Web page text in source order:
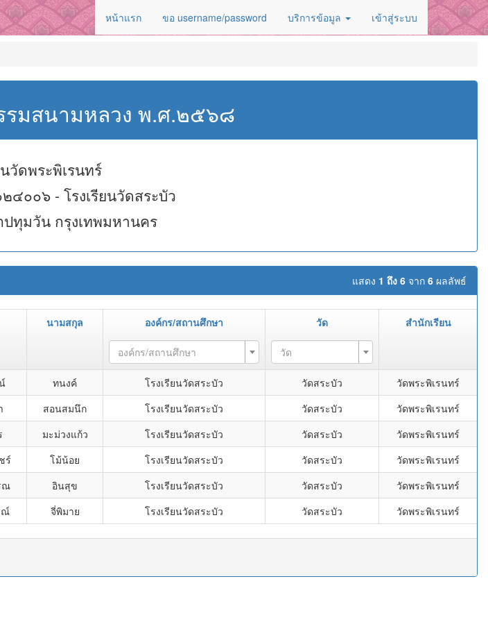
หน้าแรก ขอ username/password บริการข้อมูล เข้าสู่ระบบ
รมสนามหลวง พ.ศ.๒๕๖๘
วัดพระพิเรนทร์
๔๐๐๖ - โรงเรียนวัดสระบัว
ปทุมวัน กรุงเทพมหานคร
แสดง 1 ถึง 6 จาก 6 ผลลัพธ์
นามสกุล องค์กร/สถานศึกษา วัด สำนักเรียน
องค์กร/สถานศึกษา วัด
ทนงค์ โรงเรียนวัดสระบัว วัดสระบัว
วัดพระพิเรนทร์
สอนสมนึก โรงเรียนวัดสระบัว วัดสระบัว
วัดพระพิเรนทร์
มะม่วงแก้ว โรงเรียนวัดสระบัว วัดสระบัว
วัดพระพิเรนทร์
ร์ โม้น้อย โรงเรียนวัดสระบัว วัดสระบัว
วัดพระพิเรนทร์
ณ อินสุข โรงเรียนวัดสระบัว วัดสระบัว
วัดพระพิเรนทร์
ณ์ จี่พิมาย โรงเรียนวัดสระบัว วัดสระบัว วัดพระพิเรนทร์